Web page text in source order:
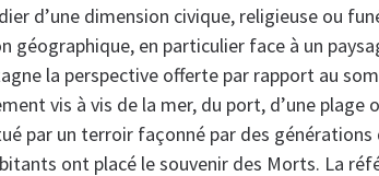
d’une dimension civique, religieuse ou
géographique, en particulier face à un
la perspective offerte par rapport au
vis à vis de la mer, du port, d’une plage
par un terroir façonné par des générations
ont placé le souvenir des Morts. La